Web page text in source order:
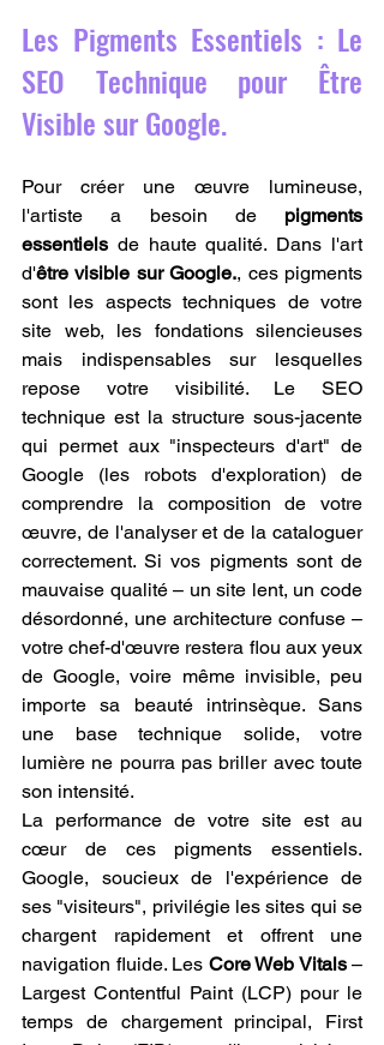
Les Pigments Essentiels : Le
SEO Technique pour Être
Visible sur Google.
Pour créer une œuvre lumineuse,
l'artiste a besoin de pigments
essentiels de haute qualité. Dans l'art
d'être visible sur Google., ces pigments
sont les aspects techniques de votre
site web, les fondations silencieuses
mais indispensables sur lesquelles
repose votre visibilité. Le SEO
technique est la structure sous-jacente
qui permet aux "inspecteurs d'art" de
Google (les robots d'exploration) de
comprendre la composition de votre
œuvre, de l'analyser et de la cataloguer
correctement. Si vos pigments sont de
mauvaise qualité – un site lent, un code
désordonné, une architecture confuse –
votre chef-d'œuvre restera flou aux yeux
de Google, voire même invisible, peu
importe sa beauté intrinsèque. Sans
une base technique solide, votre
lumière ne pourra pas briller avec toute
son intensité.
La performance de votre site est au
cœur de ces pigments essentiels.
Google, soucieux de l'expérience de
ses "visiteurs", privilégie les sites qui se
chargent rapidement et offrent une
navigation fluide. Les Core Web Vitals –
Largest Contentful Paint (LCP) pour le
temps de chargement principal, First